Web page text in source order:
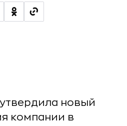
новый
компании в